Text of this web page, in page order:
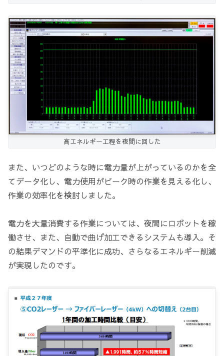
高エネルギー工程を夜間に回した
また、いつどのような時に電力量が上がっているのかを全
てデータ化し、電力使用がピーク時の作業を見える化し、
作業の効率化を検討しました。
電力を大量消費する作業については、夜間にロボットを稼
働させ、また、自動で曲げ加工できるシステムも導入。そ
の結果デマンドの平準化に成功、さらなるエネルギー削減
が実現したのです。